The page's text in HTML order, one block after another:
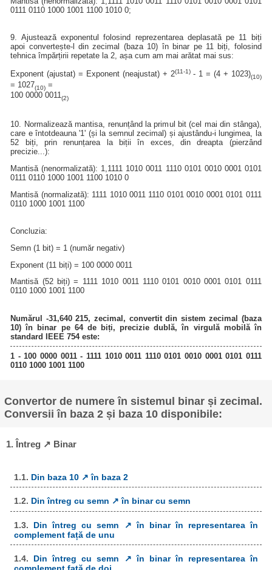
0111 0110 1000 1001 1100 1010 0;
9. Ajustează exponentul folosind reprezentarea deplasată pe 11 biți
apoi convertește-l din zecimal (baza 10) în binar pe 11 biți, folosind
tehnica împărțirii repetate la 2, așa cum am mai arătat mai sus:
Exponent (ajustat) = Exponent (neajustat) + 2(11-1)- 1 = (4 + 1023)(10)
= 1027(10) =
100 0000 0011(2)
10. Normalizează mantisa, renunțând la primul bit (cel mai din stânga),
care e întotdeauna '1' (și la semnul zecimal) și ajustându-i lungimea, la
52 biți, prin renunțarea la biții în exces, din dreapta (pierzând
precizie...):
Mantisă (nenormalizată): 1,1111 1010 0011 1110 0101 0010 0001 0101
0111 0110 1000 1001 1100 1010 0
Mantisă (normalizată): 1111 1010 0011 1110 0101 0010 0001 0101 0111
0110 1000 1001 1100
Concluzia:
Semn (1 bit) = 1 (număr negativ)
Exponent (11 biți) = 100 0000 0011
Mantisă (52 biți) = 1111 1010 0011 1110 0101 0010 0001 0101 0111
0110 1000 1001 1100
Numărul -31,640 215, zecimal, convertit din sistem zecimal (baza
10) în binar pe 64 de biți, precizie dublă, în virgulă mobilă în
standard IEEE 754 este:
1 - 100 0000 0011 - 1111 1010 0011 1110 0101 0010 0001 0101 0111
0110 1000 1001 1100
Convertor de numere în sistemul binar și zecimal.
Conversii în baza 2 și baza 10 disponibile:
1. Întreg ↗ Binar
1.1. Din baza 10 ↗ în baza 2
1.2. Din întreg cu semn ↗ în binar cu semn
1.3. Din întreg cu semn ↗ în binar în representarea în
complement față de unu
1.4. Din întreg cu semn ↗ în binar în representarea în